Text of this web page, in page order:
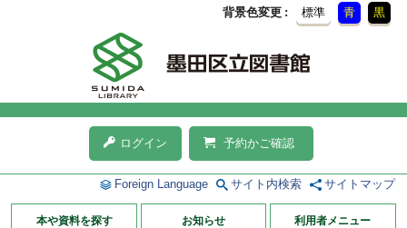
背景色変更 標準 青 黒
ログイン 予約かご確認
Foreign Language サイト内検索 サイトマップ
本や資料を探す お知らせ 利用者メニュー